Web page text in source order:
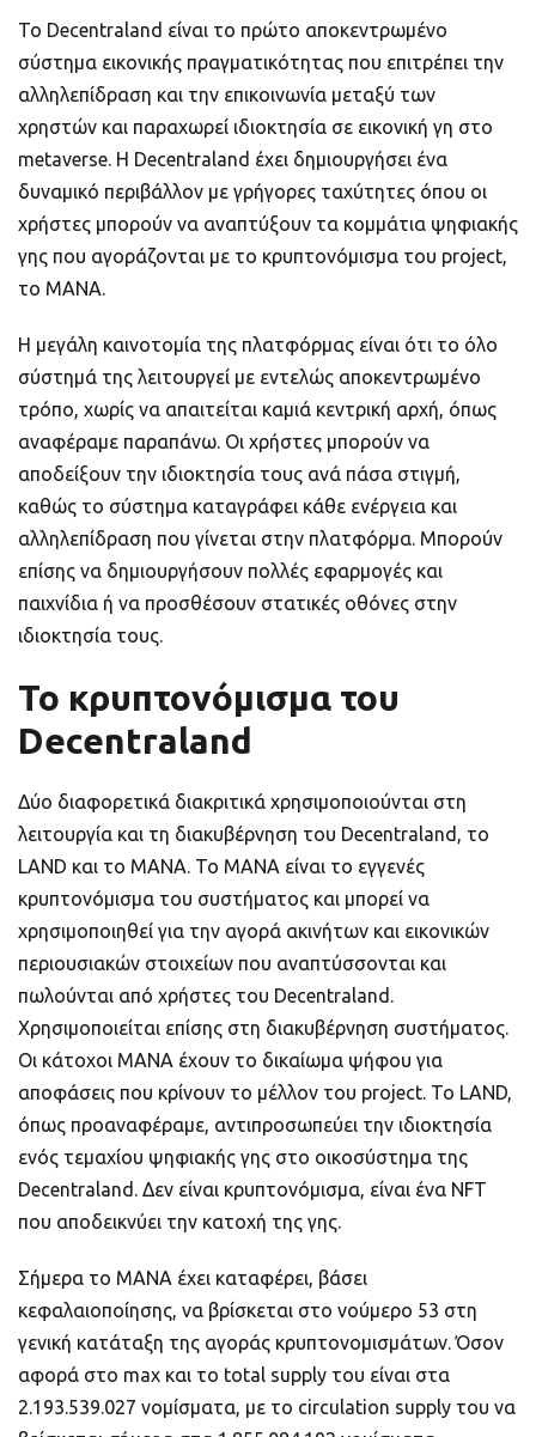
Το Decentraland είναι το πρώτο αποκεντρωμένο
σύστημα εικονικής πραγματικότητας που επιτρέπει την
αλληλεπίδραση και την επικοινωνία μεταξύ των
χρηστών και παραχωρεί ιδιοκτησία σε εικονική γη στο
metaverse. Η Decentraland έχει δημιουργήσει ένα
δυναμικό περιβάλλον με γρήγορες ταχύτητες όπου οι
χρήστες μπορούν να αναπτύξουν τα κομμάτια ψηφιακής
γης που αγοράζονται με το κρυπτονόμισμα του project,
το MANA.
Η μεγάλη καινοτομία της πλατφόρμας είναι ότι το όλο
σύστημά της λειτουργεί με εντελώς αποκεντρωμένο
τρόπο, χωρίς να απαιτείται καμιά κεντρική αρχή, όπως
αναφέραμε παραπάνω. Οι χρήστες μπορούν να
αποδείξουν την ιδιοκτησία τους ανά πάσα στιγμή,
καθώς το σύστημα καταγράφει κάθε ενέργεια και
αλληλεπίδραση που γίνεται στην πλατφόρμα. Μπορούν
επίσης να δημιουργήσουν πολλές εφαρμογές και
παιχνίδια ή να προσθέσουν στατικές οθόνες στην
ιδιοκτησία τους.
Το κρυπτονόμισμα του
Decentraland
Δύο διαφορετικά διακριτικά χρησιμοποιούνται στη
λειτουργία και τη διακυβέρνηση του Decentraland, το
LAND και το MANA. Το MANA είναι το εγγενές
κρυπτονόμισμα του συστήματος και μπορεί να
χρησιμοποιηθεί για την αγορά ακινήτων και εικονικών
περιουσιακών στοιχείων που αναπτύσσονται και
πωλούνται από χρήστες του Decentraland.
Χρησιμοποιείται επίσης στη διακυβέρνηση συστήματος.
Οι κάτοχοι MANA έχουν το δικαίωμα ψήφου για
αποφάσεις που κρίνουν το μέλλον του project. Το LAND,
όπως προαναφέραμε, αντιπροσωπεύει την ιδιοκτησία
ενός τεμαχίου ψηφιακής γης στο οικοσύστημα της
Decentraland. Δεν είναι κρυπτονόμισμα, είναι ένα NFT
που αποδεικνύει την κατοχή της γης.
Σήμερα το MANA έχει καταφέρει, βάσει
κεφαλαιοποίησης, να βρίσκεται στο νούμερο 53 στη
γενική κατάταξη της αγοράς κρυπτονομισμάτων. Όσον
αφορά στο max και το total supply του είναι στα
2.193.539.027 νομίσματα, με το circulation supply του να